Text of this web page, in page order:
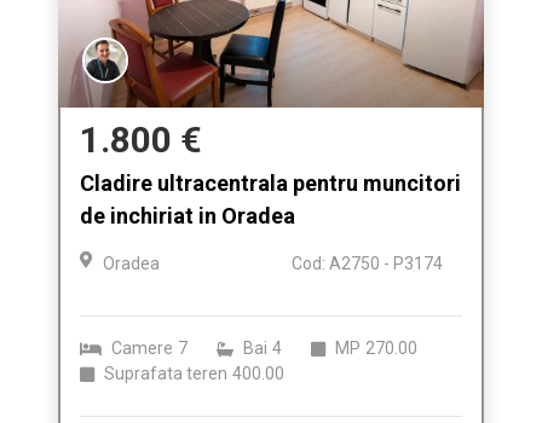
1.800 €
Cladire ultracentrala pentru muncitori
de inchiriat in Oradea
Oradea Cod: A2750 - P3174
Camere 7 Bai 4 MP 270.00
Suprafata teren 400.00